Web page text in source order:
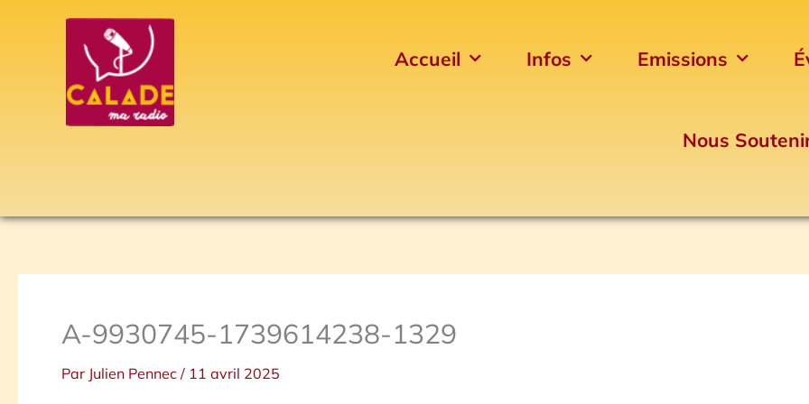
Accueil Infos Emissions
Nous
A-9930745-1739614238-1329
Par Julien Pennec / 11 avril 2025